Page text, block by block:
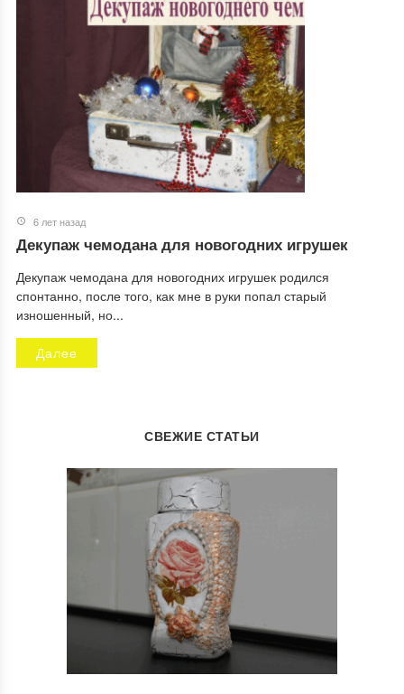
6 лет назад
Декупаж чемодана для новогодних игрушек
Декупаж чемодана для новогодних игрушек родился
спонтанно, после того, как мне в руки попал старый
изношенный, но...
Далее
СВЕЖИЕ СТАТЬИ